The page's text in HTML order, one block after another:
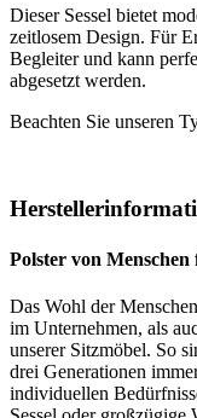
Dieser Sessel bietet
zeitlosem Design. Für
Begleiter und kann
abgesetzt werden.
Beachten Sie unseren
Polster von Menschen
Das Wohl der
im Unternehmen, als
unserer Sitzmöbel. So
drei Generationen
individuellen